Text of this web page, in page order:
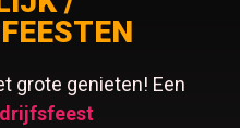
grote genieten! Een